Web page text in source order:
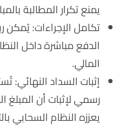
يمنع تكرار المطالبة
تكامل الإجراءات: يُمكن
الدفع مباشرة داخل
المالي.
إثبات السداد النهائي:
رسمي لإثبات أن
يعززه النظام السحابي